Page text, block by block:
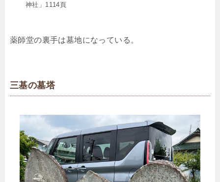
神社」1114頁
薬師堂の裏手は墓地になっている。
三基の墓塔